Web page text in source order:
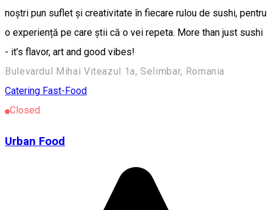
noștri pun suflet și creativitate în fiecare rulou de sushi, pentru
o experiență pe care știi că o vei repeta. More than just sushi
- it’s flavor, art and good vibes!
Bulevardul Mihai Viteazul 1a, Selimbar, Romania
Catering Fast-Food
Closed
Urban Food